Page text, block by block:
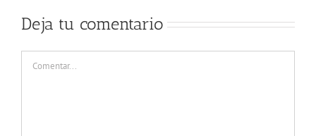
Deja tu comentario
Comentar